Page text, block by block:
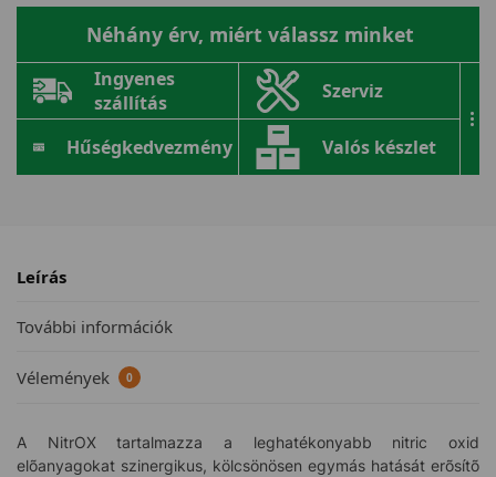
Néhány érv, miért válassz minket
Ingyenes
szállítás
Szerviz
Hűségkedvezmény Valós készlet
...
Leírás
További információk
Vélemények 0
A NitrOX tartalmazza a leghatékonyabb nitric oxid
elõanyagokat szinergikus, kölcsönösen egymás hatását erõsítõ